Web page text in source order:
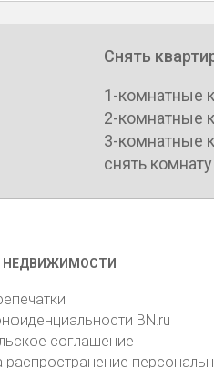
Снять
1-комнатные
2-комнатные
3-комнатные
снять
НЕДВИЖИМОСТИ
BN.ru
соглашение
распространение